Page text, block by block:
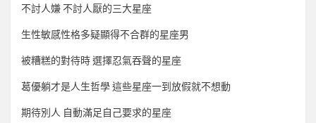
不討人嫌 不討人厭的三大星座
生性敏感性格多疑顯得不合群的星座男
被糟糕的對待時 選擇忍氣吞聲的星座
葛優躺才是人生哲學 這些星座一到放假就不想動
期待別人 自動滿足自己要求的星座